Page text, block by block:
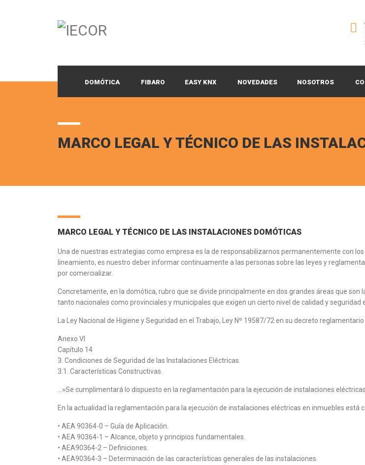
DOMÓTICA FIBARO EASY KNX NOVEDADES NOSOTROS
MARCO LEGAL Y TÉCNICO DE LAS
MARCO LEGAL Y TÉCNICO DE LAS INSTALACIONES DOMÓTICAS
Una de nuestras estrategias como empresa es la de responsabilizarnos permanentemente con
lineamiento, es nuestro deber informar continuamente a las personas sobre las leyes y
por comercializar.
Concretamente, en la domótica, rubro que se divide principalmente en dos grandes áreas que
tanto nacionales como provinciales y municipales que exigen un cierto nivel de calidad y seguridad
La Ley Nacional de Higiene y Seguridad en el Trabajo, Ley Nº 19587/72 en su decreto
Anexo VI
Capítulo 14
3. Condiciones de Seguridad de las Instalaciones Eléctricas.
3.1. Características Constructivas.
…»Se cumplimentará lo dispuesto en la reglamentación para la ejecución de instalaciones
En la actualidad la reglamentación para la ejecución de instalaciones eléctricas en inmuebles está
• AEA 90364-0 – Guía de Aplicación.
• AEA 90364-1 – Alcance, objeto y principios fundamentales.
• AEA90364-2 – Definiciones.
• AEA90364-3 – Determinación de las características generales de las instalaciones.